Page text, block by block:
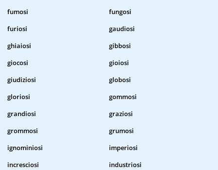
fumosi
fungosi
furiosi
gaudiosi
ghiaiosi
gibbosi
giocosi
gioiosi
giudiziosi
globosi
gloriosi
gommosi
grandiosi
graziosi
grommosi
grumosi
ignominiosi
imperiosi
incresciosi
industriosi